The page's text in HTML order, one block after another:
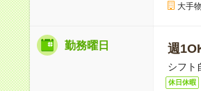
大手
勤務曜日 週
シフト
休日休暇